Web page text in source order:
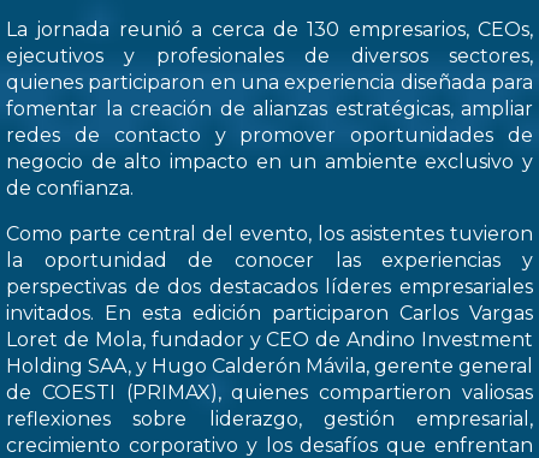
La jornada reunió a cerca de 130 empresarios, CEOs,
ejecutivos y profesionales de diversos sectores,
quienes participaron en una experiencia diseñada para
fomentar la creación de alianzas estratégicas, ampliar
redes de contacto y promover oportunidades de
negocio de alto impacto en un ambiente exclusivo y
de confianza.
Como parte central del evento, los asistentes tuvieron
la oportunidad de conocer las experiencias y
perspectivas de dos destacados líderes empresariales
invitados. En esta edición participaron Carlos Vargas
Loret de Mola, fundador y CEO de Andino Investment
Holding SAA, y Hugo Calderón Mávila, gerente general
de COESTI (PRIMAX), quienes compartieron valiosas
reflexiones sobre liderazgo, gestión empresarial,
crecimiento corporativo y los desafíos que enfrentan